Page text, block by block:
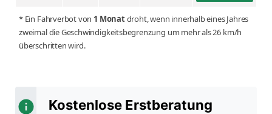
* Ein Fahrverbot von 1 Monatdroht, wenn innerhalb eines Jahres
zweimal die Geschwindigkeitsbegrenzung um mehr als 26 km/h
überschritten wird.
Kostenlose Erstberatung